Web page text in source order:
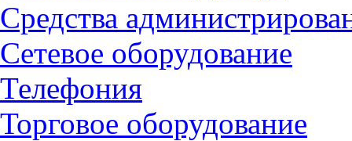
Средства
Сетевое оборудование
Телефония
Торговое оборудование